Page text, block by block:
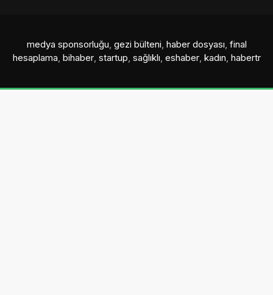
medya sponsorluğu, gezi bülteni, haber dosyası, final
hesaplama, bihaber, startup, sağlıklı, eshaber, kadın, habertr